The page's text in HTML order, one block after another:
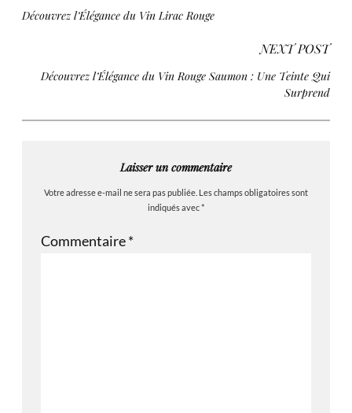
Découvrez l’Élégance du Vin Lirac Rouge
NEXT POST
Découvrez l’Élégance du Vin Rouge Saumon : Une Teinte Qui
Surprend
Laisser un commentaire
Votre adresse e-mail ne sera pas publiée. Les champs obligatoires sont
indiqués avec*
Commentaire*